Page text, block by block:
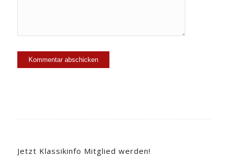
Jetzt Klassikinfo Mitglied werden!